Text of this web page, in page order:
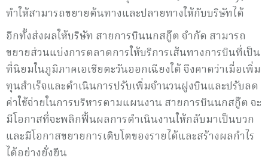
ทำให้สามารถขยายต้นทางและปลายทางให้กับบริษัทได้
อีกทั้งส่งผลให้บริษัท สายการบินนกสกู๊ต จำกัด สามารถ
ขยายส่วนแบ่งการตลาดการให้บริการเส้นทางการบินที่เป็น
ที่นิยมในภูมิภาคเอเชียตะวันออกเฉียงใต้ จึงคาดว่าเมื่อเพิ่ม
ทุนสำเร็จและดำเนินการปรับเพิ่มจำนวนฝูงบินและปรับลด
ค่าใช้จ่ายในการบริหารตามแผนงาน สายการบินนกสกู๊ต จะ
มีโอกาสที่จะพลิกฟื้นผลการดำเนินงานให้กลับมาเป็นบวก
และมีโอกาสขยายการเติบโตของรายได้และสร้างผลกำไร
ได้อย่างยั่งยืน